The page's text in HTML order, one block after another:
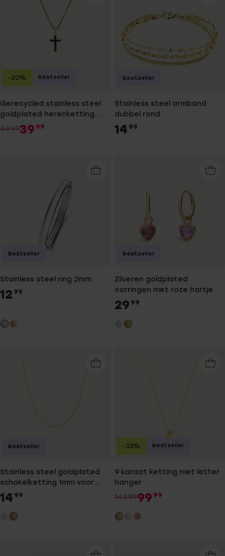
Gerecycled stainless steel
goldplated herenketting
met hanger kruis
49.9939 99
-20% Bestseller
Stainless steel armband
dubbel rond
14 99
Bestseller
Stainless steel ring 2mm
12 99
Bestseller
Zilveren goldplated
oorringen met roze hartje
29 99
Bestseller
Stainless steel goldplated
schakelketting 1mm voor
dames
14 99
Bestseller
9 karaat ketting met letter
hanger
149.9999 99
-33% Bestseller